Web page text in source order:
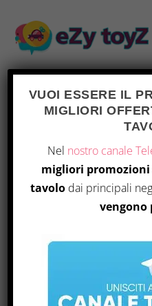
TAG:PERIODO MEIJI
VUOI ESSERE IL
MIGLIORI
Nel nostro canale
migliori promozioni
tavolo dai principali
vengono